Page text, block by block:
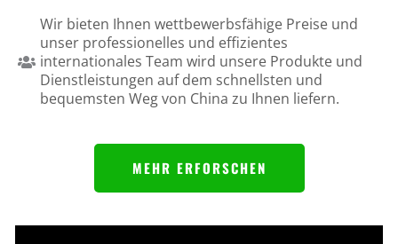
Wir bieten Ihnen wettbewerbsfähige Preise und
unser professionelles und effizientes
internationales Team wird unsere Produkte und
Dienstleistungen auf dem schnellsten und
bequemsten Weg von China zu Ihnen liefern.
MEHR ERFORSCHEN